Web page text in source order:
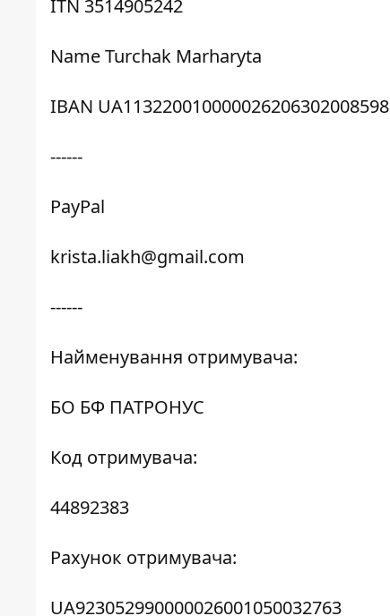
ITN 3514905242
Name Turchak Marharyta
IBAN UA113220010000026206302008598
------
PayPal
krista.liakh@gmail.com
------
Найменування отримувача:
БО БФ ПАТРОНУС
Код отримувача:
44892383
Рахунок отримувача:
UA923052990000026001050032763